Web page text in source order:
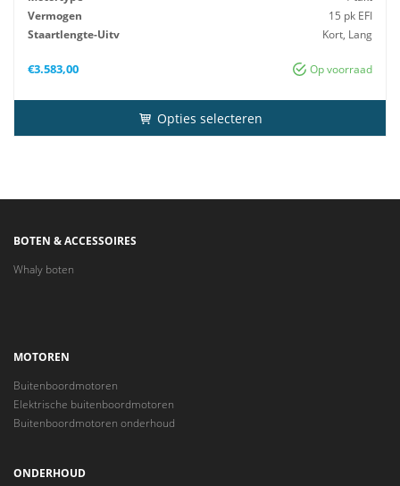
Vermogen
15 pk EFI
Staartlengte-Uitv
Kort, Lang
Op voorraad
€3.583,00
Opties selecteren
BOTEN & ACCESSOIRES
Whaly boten
MOTOREN
Buitenboordmotoren
Elektrische buitenboordmotoren
Buitenboordmotoren onderhoud
ONDERHOUD